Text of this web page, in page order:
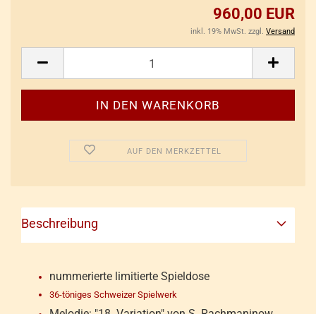
960,00 EUR
inkl. 19% MwSt. zzgl. Versand
AUF DEN MERKZETTEL
Beschreibung
nummerierte limitierte Spieldose
36-töniges Schweizer Spielwerk